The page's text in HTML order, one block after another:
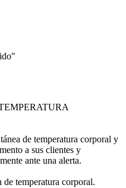
de temperatura corporal y
a sus clientes y
ante una alerta.
de temperatura corporal.